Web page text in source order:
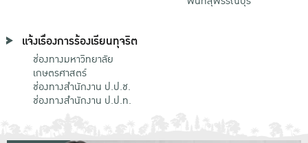
แจ้งเรื่องการร้องเรียนทุจริต
ช่องทางมหาวิทยาลัย
เกษตรศาสตร์
ช่องทางสำนักงาน ป.ป.ช.
ช่องทางสำนักงาน ป.ป.ท.